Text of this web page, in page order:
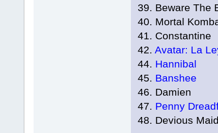
39. Beware The
40. Mortal
41. Constantine
42. Avatar: La
44. Hannibal
45. Banshee
46. Damien
47. Penny
48. Devious